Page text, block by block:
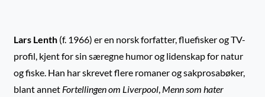
Lars Lenth (f. 1966) er en norsk forfatter, fluefisker og TV-
profil, kjent for sin særegne humor og lidenskap for natur
og fiske. Han har skrevet flere romaner og sakprosabøker,
blant annet Fortellingen om Liverpool, Menn som hater